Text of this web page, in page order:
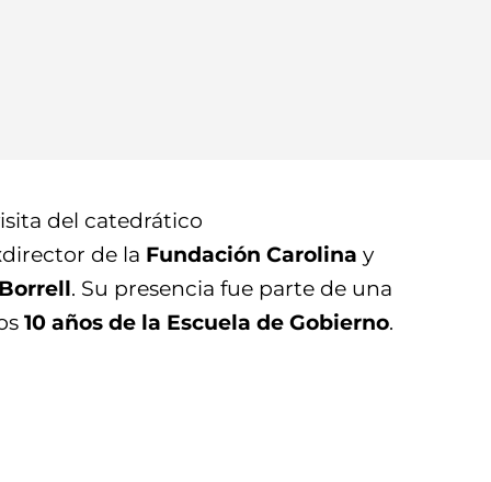
del catedrático
de la Fundación Carolina y
. Su presencia fue parte de una
10 años de la Escuela de Gobierno.